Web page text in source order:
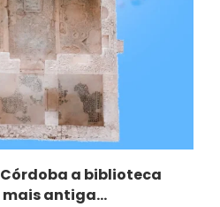
a biblioteca
antiga...